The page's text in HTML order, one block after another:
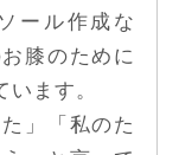
ール作成な
膝のために
ます。
」「私のた